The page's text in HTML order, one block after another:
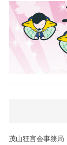
茂山狂言会事務局